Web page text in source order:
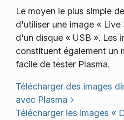
Le moyen le plus simple
d'utiliser une image « Live
d'un disque « USB ». Les
constituent également un
facile de tester Plasma.
Télécharger des images
avec Plasma
Télécharger les images «